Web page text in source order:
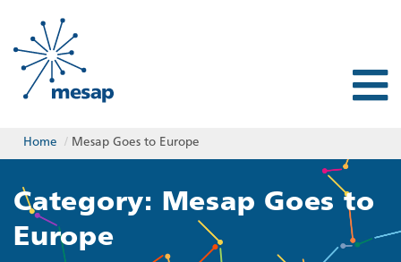
Home / Mesap Goes to Europe
Category: Mesap Goes to
Europe